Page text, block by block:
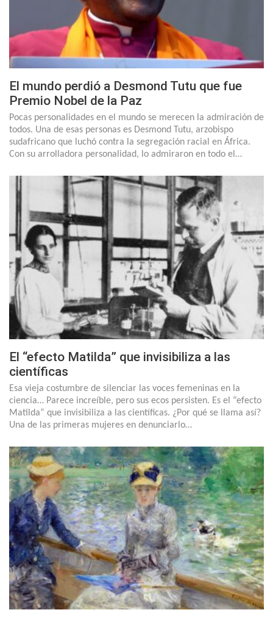
El mundo perdió a Desmond Tutu que fue
Premio Nobel de la Paz
Pocas personalidades en el mundo se merecen la admiración de
todos. Una de esas personas es Desmond Tutu, arzobispo
sudafricano que luchó contra la segregación racial en África.
Con su arrolladora personalidad, lo admiraron en todo el…
El “efecto Matilda” que invisibiliza a las
científicas
Esa vieja costumbre de silenciar las voces femeninas en la
ciencia… Parece increíble, pero sus ecos persisten. Es el “efecto
Matilda” que invisibiliza a las científicas. ¿Por qué se llama así?
Una de las primeras mujeres en denunciarlo…